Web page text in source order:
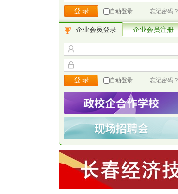
自动登录 忘记密码？
企业会员登录 企业会员注册
自动登录 忘记密码？